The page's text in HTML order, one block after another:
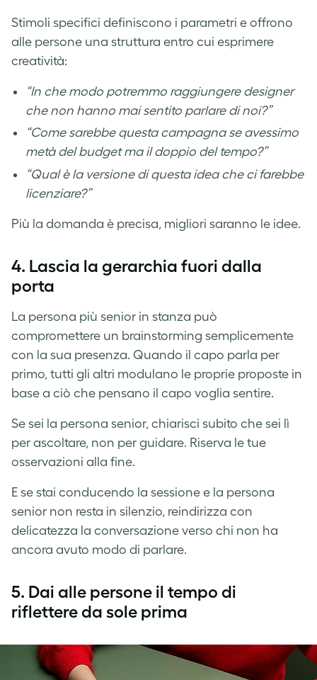
Stimoli specifici definiscono i parametri e offrono
alle persone una struttura entro cui esprimere
creatività:
“In che modo potremmo raggiungere designer
che non hanno mai sentito parlare di noi?”
“Come sarebbe questa campagna se avessimo
metà del budget ma il doppio del tempo?”
“Qual è la versione di questa idea che ci farebbe
licenziare?”
Più la domanda è precisa, migliori saranno le idee.
4. Lascia la gerarchia fuori dalla
porta
La persona più senior in stanza può
compromettere un brainstorming semplicemente
con la sua presenza. Quando il capo parla per
primo, tutti gli altri modulano le proprie proposte in
base a ciò che pensano il capo voglia sentire.
Se sei la persona senior, chiarisci subito che sei lì
per ascoltare, non per guidare. Riserva le tue
osservazioni alla fine.
E se stai conducendo la sessione e la persona
senior non resta in silenzio, reindirizza con
delicatezza la conversazione verso chi non ha
ancora avuto modo di parlare.
5. Dai alle persone il tempo di
riflettere da sole prima